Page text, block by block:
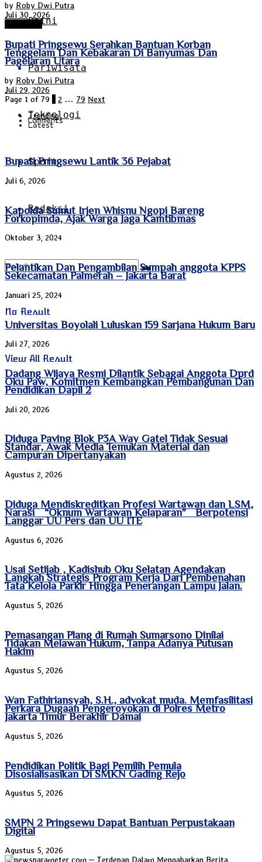
Opini
Pariwisata
Teknologi
Sport
Redaksi
No Result
View All Result
by Roby Dwi Putra
Juli 30, 2026
Bupati Pringsewu Serahkan Bantuan Korban
Tenggelam Dan Kebakaran Di Banyumas Dan
Pagelaran Utara
by Roby Dwi Putra
Juli 29, 2026
Page 1 of 79
2 … 79 Next
Trending
Comments
Latest
Bupati Pringsewu Lantik 36 Pejabat
Juli 6, 2026
Kapolda Sumut Irjen Whisnu Ngopi Bareng
Forkopimda, Ajak Warga Jaga Kamtibmas
Oktober 3, 2024
Pelantikan Dan Pengambilan Sumpah anggota KPPS
Sekecamatan Palmerah – Jakarta Barat
Januari 25, 2024
Universitas Boyolali Luluskan 159 Sarjana Hukum Baru
Juli 27, 2026
Dadang Wijaya Resmi Dilantik Sebagai Anggota Dprd
Oku Paw, Komitmen Kembangkan Pembangunan Dan
Pendidikan Dapil 2
Juli 20, 2026
Diduga Paving Blok P3A Way Gatel Tidak Sesuai
Standar, Awak Media Temukan Material dan
Campuran Dipertanyakan
Agustus 2, 2026
Diduga Mendiskreditkan Profesi Wartawan dan LSM,
Narasi “Oknum Wartawan Kelaparan” Berpotensi
Langgar UU Pers dan UU ITE
Agustus 6, 2026
Usai Setijab , Kadishub Oku Selatan Agendakan
Langkah Strategis Program Kerja Dari Pembenahan
Tata Kelola Parkir Hingga Penerangan Lampu Jalan.
Agustus 5, 2026
Pemasangan Plang di Rumah Sumarsono Dinilai
Tidakan Melawan Hukum, Tanpa Adanya Putusan
Hakim
Agustus 5, 2026
Wan Fathiriansyah, S.H., advokat muda. Memfasilitasi
Perkara Dugaan Pengeroyokan di Polres Metro
Jakarta Timur Berakhir Damai
Agustus 5, 2026
Pendidikan Politik Bagi Pemilih Pemula
Disosialisasikan Di SMKN Gading Rejo
Agustus 5, 2026
SMPN 2 Pringsewu Dapat Bantuan Perpustakaan
Digital
Agustus 5, 2026